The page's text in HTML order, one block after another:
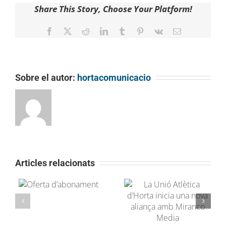
Share This Story, Choose Your Platform!
Facebook
TwitterRedditLinkedInTumblr Pinterest
Vk Email
Sobre el autor: hortacomunicacio
Articles relacionats
La Unió Atlètica
Festa del Fitnes
2026